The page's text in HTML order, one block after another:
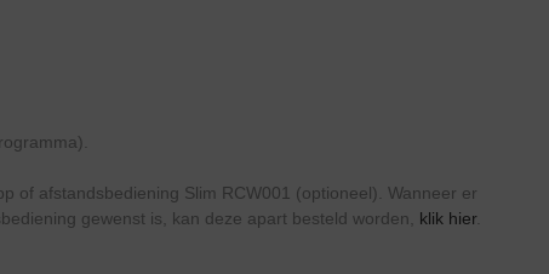
of afstandsbediening Slim RCW001 (optioneel). Wanneer er
gewenst is, kan deze apart besteld worden,
klik hier.